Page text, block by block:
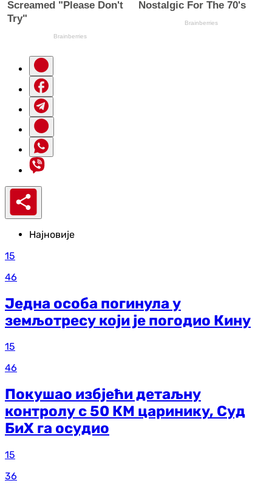
Најновије
15
46
Једна особа погинула у
земљотресу који је погодио Кину
15
46
Покушао избјећи детаљну
контролу с 50 КМ царинику, Суд
БиХ га осудио
15
36